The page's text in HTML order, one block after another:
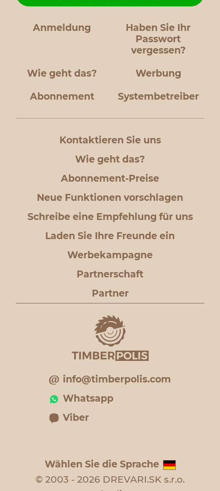
Anmeldung
Haben Sie Ihr
Passwort
vergessen?
Wie geht das? Werbung
Abonnement Systembetreiber
Kontaktieren Sie uns
Wie geht das?
Abonnement-Preise
Neue Funktionen vorschlagen
Schreibe eine Empfehlung für uns
Laden Sie Ihre Freunde ein
Werbekampagne
Partnerschaft
Partner
info@timberpolis.com
Whatsapp
Viber
Wählen Sie die Sprache
© 2003 - 2026 DREVARI.SK s.r.o.